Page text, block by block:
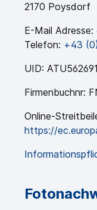
2170 Poysdorf
E-Mail Adresse:
Telefon: +43
UID:
Firmenbuchnr:
Online-
https://